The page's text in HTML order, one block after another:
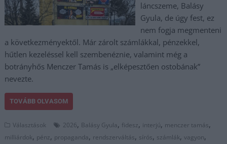
láncszeme, Balásy
Gyula, de úgy fest, ez
nem fogja megmenteni
a következményektől. Már zárolt számlákkal, pénzekkel,
hűtlen kezeléssel kell szembenéznie, valamint még a
botrányhős Menczer Tamás is „elképesztően ostobának”
nevezte.
TOVÁBB OLVASOM
Választások 2026, Balásy Gyula, fidesz, interjú, menczer tamás,
milliárdok, pénz, propaganda, rendszerváltás, sírós, számlák,vagyon,